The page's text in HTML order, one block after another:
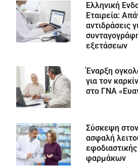
Ελληνική
Εταιρεία:
αντιδράσεις
εξετάσεων
Έναρξη
για τον
στο ΓΝΑ
Σύσκεψη
ασφαλή
φαρμάκων